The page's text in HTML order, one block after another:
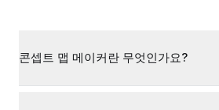
콘셉트 맵 메이커란 무엇인가요?